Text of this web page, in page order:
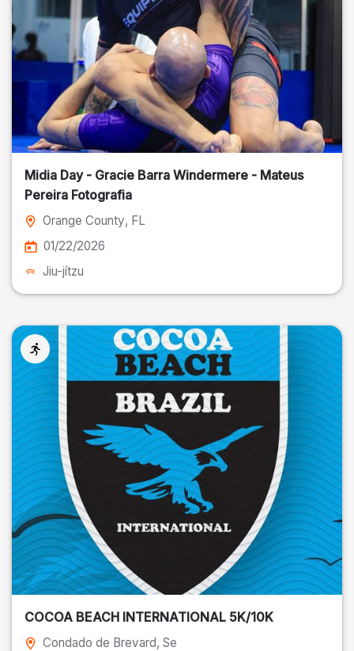
Midia Day - Gracie Barra Windermere - Mateus
Pereira Fotografia
Orange County, FL
01/22/2026
Jiu-jítzu
COCOA BEACH INTERNATIONAL 5K/10K
Condado de Brevard, Se